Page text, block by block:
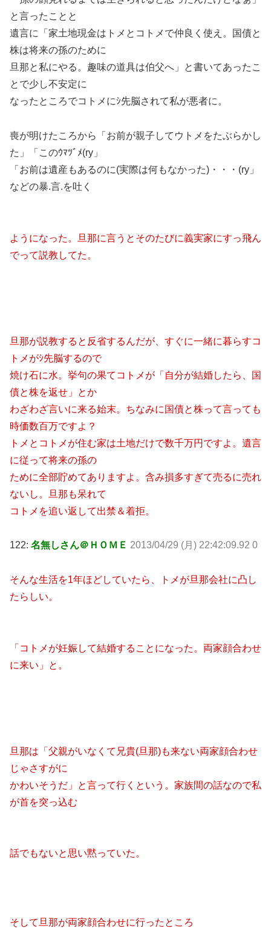
と言ったことと
遺言に「家土地現金はトメとコトメで仲良く使え。国債と
株は将来の孫のために
旦那と私にやる。趣味の道具は伯父へ」と書いてあったこ
とで少し不安定に
なったところでコトメにｼ先脳されて私が悪者に。
喪が明けたころから「お前が親子してウトメをたぶらかし
た」「このｳﾏﾂﾞﾒ(ry」
「お前は遺産もあるのに(実際は何もなかった)・・・(ry」
などの暴.言.を吐く
ようになった。旦那に言うとそのたびに義実家にすっ飛ん
でって説教してた。
旦那が説教すると反省するんだが、すぐに一緒に暮らすコ
トメがｼ先脳するので
焼け石に水。挙句の果てコトメが「自分が結婚したら、国
債と株を返せ」とか
わざわざ言いに来る始末。ちなみに国債と株って言っても
時価数百万ですよ？
トメとコトメが住む家は土地だけで数千万円ですよ。遺言
に従って将来の孫の
ために全部貯めてありますよ。含み損多すぎて売るに売れ
ないし。旦那も呆れて
コトメを追い返して出禁＆着拒。
122: 名無しさん＠ＨＯＭＥ 2013/04/29 (月) 22:42:09.92 0
そんな生活を1年ほどしていたら、トメが旦那会社に凸し
たらしい。
「コトメが妊娠して結婚することになった。両家顔合わせ
に来い」と。
旦那は「父親がいなくて兄貴(旦那)も来ない両家顔合わせ
じゃさすがに
かわいそうだ」と言って行くという。家族間の話なので私
が首を突っ込む
話でもないと思い黙っていた。
そして旦那が両家顔合わせに行ったところ